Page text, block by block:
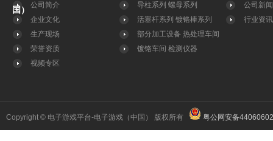
国）
公司简介
企业文化
生产现场
荣誉资质
视频专区
导柱系列 螺母系列
活塞杆系列 镀铬棒系列
部分加工设备 热处理车间
镀铬车间 检测仪器
公司新闻
行业资讯
Copyright © 电子游戏平台-电子游戏（中国） 版权所有 粤公网安备